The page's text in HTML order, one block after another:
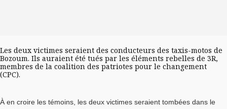
Les deux victimes seraient des conducteurs des taxis-motos de
Bozoum. Ils auraient été tués par les éléments rebelles de 3R,
membres de la coalition des patriotes pour le changement
(CPC).
À en croire les témoins, les deux victimes seraient tombées dans le